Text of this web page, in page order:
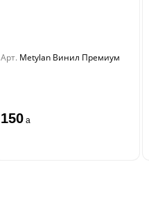
Арт. Metylan Винил Премиум
150 a